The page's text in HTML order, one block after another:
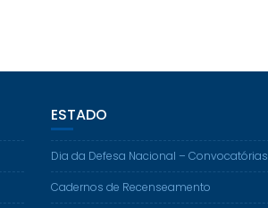
ESTADO
Dia da Defesa Nacional – Convocatórias
Cadernos de Recenseamento